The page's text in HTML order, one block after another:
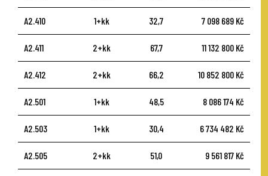
A2.410 1+kk 32,7 7 098 689 Kč
A2.411 2+kk 67,7 11 132 800 Kč
A2.412 2+kk 66,2 10 852 800 Kč
A2.501 1+kk 48,5 8 086 174 Kč
A2.503 1+kk 30,4 6 734 482 Kč
A2.505 2+kk 51,0 9 561 817 Kč